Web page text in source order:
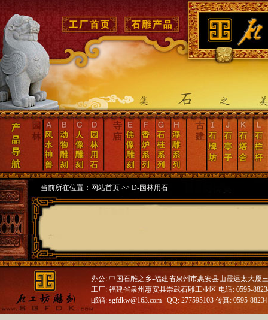
当前所在位置： 网站首页>> D-园林用石
办公: 中国石雕之乡-福建省泉州市惠安县山霞远太大厦
工厂: 福建省泉州惠安县崇武石雕工业区 电话: 0595-
邮箱: sgfdkw@163.com QQ: 277595103 传真: 0595-